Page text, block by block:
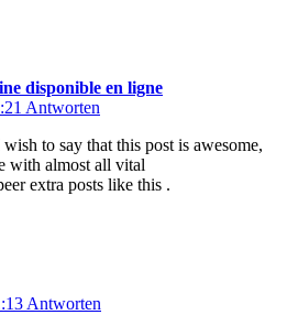
disponible en ligne
Antworten
to say that this post is awesome,
with almost all vital
extra posts like this .
Antworten